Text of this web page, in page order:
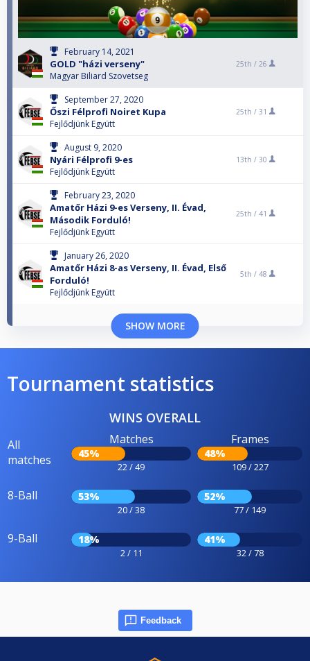
February 14, 2021
GOLD "házi verseny"
Magyar Biliard Szovetseg
25th / 26
September 27, 2020
Őszi Félprofi Noiret Kupa
Fejlődjünk Együtt
25th / 31
August 9, 2020
Nyári Félprofi 9-es
Fejlődjünk Együtt
13th / 30
February 23, 2020
Amatőr Házi 9-es Verseny, II. Évad,
Második Forduló!
Fejlődjünk Együtt
25th / 41
January 26, 2020
Amatőr Házi 8-as Verseny, II. Évad, Első
Forduló!
Fejlődjünk Együtt
5th / 48
SHOW MORE
Tournament statistics
WINS OVERALL
All
matches
Matches
45%
22 / 49
Frames
48%
109 / 227
8-Ball 53%
20 / 38
52%
77 / 149
9-Ball 18%
2 / 11
41%
32 / 78
Feedback